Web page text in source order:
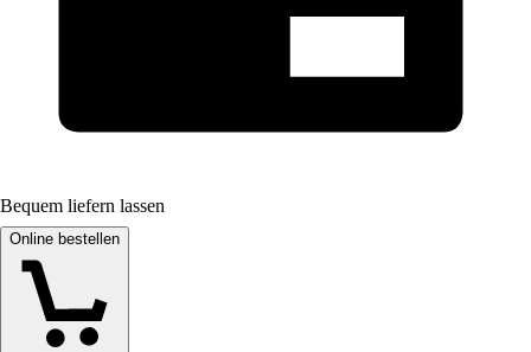
Bequem liefern lassen
Online bestellen